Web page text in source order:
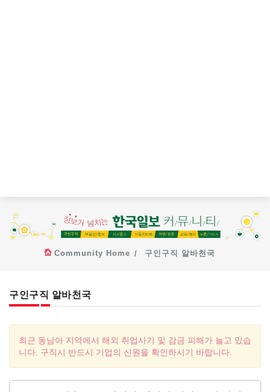
Community Home 구인구직 알바천국
구인구직 알바천국
최근 동남아 지역에서 해외 취업사기 및 감금 피해가 늘고 있습
니다. 구직시 반드시 기업의 신원을 확인하시기 바랍니다.